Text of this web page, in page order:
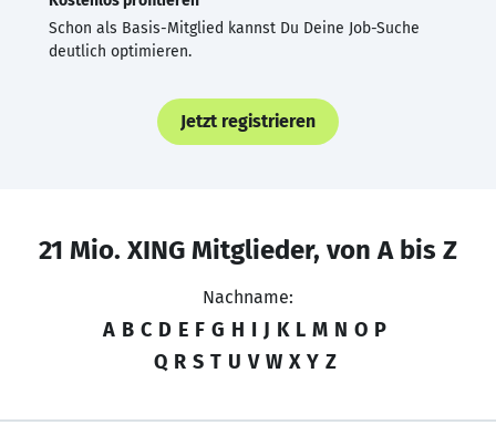
Schon als Basis-Mitglied kannst Du Deine Job-Suche
deutlich optimieren.
Jetzt registrieren
21 Mio. XING Mitglieder, von A bis Z
Nachname:
A B C D E F G H I J K L M N O P
Q R S T U V W X Y Z